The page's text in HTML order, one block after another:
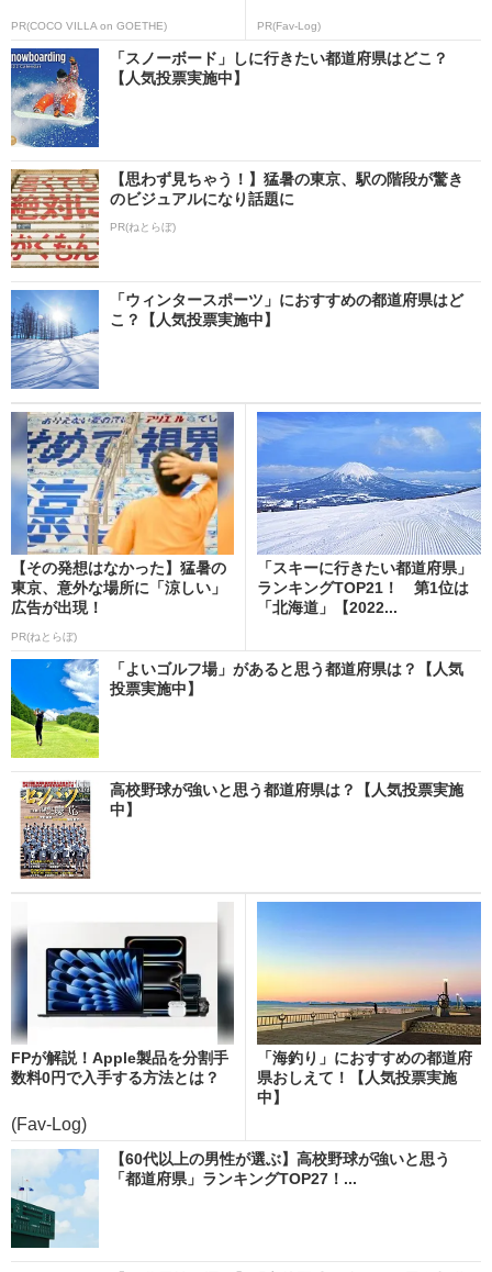
PR(COCO VILLA on GOETHE) PR(Fav-Log)
「スノーボード」しに行きたい都道府県はどこ？
【人気投票実施中】
【思わず見ちゃう！】猛暑の東京、駅の階段が驚き
のビジュアルになり話題に
PR(ねとらぼ)
「ウィンタースポーツ」におすすめの都道府県はど
こ？【人気投票実施中】
【その発想はなかった】猛暑の
東京、意外な場所に「涼しい」
広告が出現！
PR(ねとらぼ)
「スキーに行きたい都道府県」
ランキングTOP21！ 第1位は
「北海道」【2022...
「よいゴルフ場」があると思う都道府県は？【人気
投票実施中】
高校野球が強いと思う都道府県は？【人気投票実施
中】
FPが解説！Apple製品を分割手
数料0円で入手する方法とは？
(Fav-Log)
「海釣り」におすすめの都道府
県おしえて！【人気投票実施
中】
【60代以上の男性が選ぶ】高校野球が強いと思う
「都道府県」ランキングTOP27！...